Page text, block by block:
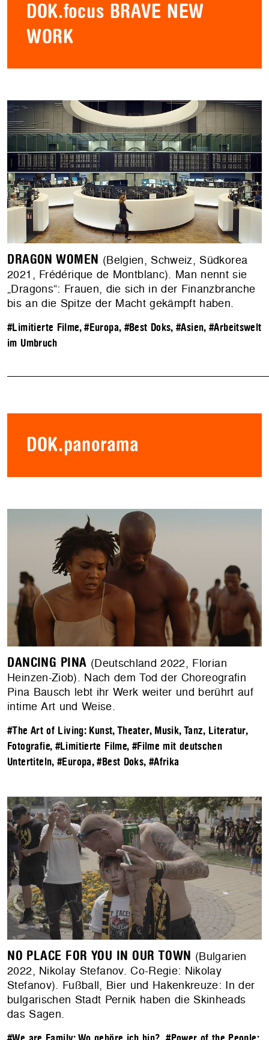
DOK.focus BRAVE NEW
WORK
DRAGON WOMEN (Belgien, Schweiz, Südkorea
2021, Frédérique de Montblanc). Man nennt sie
„Dragons“: Frauen, die sich in der Finanzbranche
bis an die Spitze der Macht gekämpft haben.
#Limitierte Filme,#Europa, #Best Doks,#Asien, #Arbeitswelt
im Umbruch
DOK.panorama
DANCING PINA (Deutschland 2022, Florian
Heinzen-Ziob). Nach dem Tod der Choreografin
Pina Bausch lebt ihr Werk weiter und berührt auf
intime Art und Weise.
#The Art of Living: Kunst, Theater, Musik, Tanz, Literatur,
Fotografie, #Limitierte Filme, #Filme mit deutschen
Untertiteln,#Europa,#Best Doks, #Afrika
NO PLACE FOR YOU IN OUR TOWN (Bulgarien
2022, Nikolay Stefanov. Co-Regie: Nikolay
Stefanov). Fußball, Bier und Hakenkreuze: In der
bulgarischen Stadt Pernik haben die Skinheads
das Sagen.